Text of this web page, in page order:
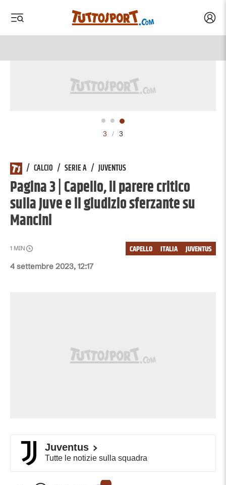
3 / 3
/ CALCIO / SERIE A / JUVENTUS
Pagina 3 | Capello, il parere critico
sulla Juve e il giudizio sferzante su
Mancini
4 settembre 2023, 12:17
1 MIN JUVENTUS
ITALIA
CAPELLO
Juventus
Tutte le notizie sulla squadra